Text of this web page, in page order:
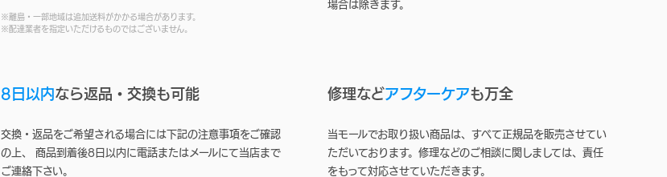
※離島・一部地域は追加送料がかかる場合があります。
※配達業者を指定いただけるものではございません。
場合は除きます。
8日以内なら返品・交換も可能
交換・返品をご希望される場合には下記の注意事項をご確認
の上、 商品到着後8日以内に電話またはメールにて当店まで
ご連絡下さい。
修理などアフターケアも万全
当モールでお取り扱い商品は、すべて正規品を販売させてい
ただいております。修理などのご相談に関しましては、責任
をもって対応させていただきます。